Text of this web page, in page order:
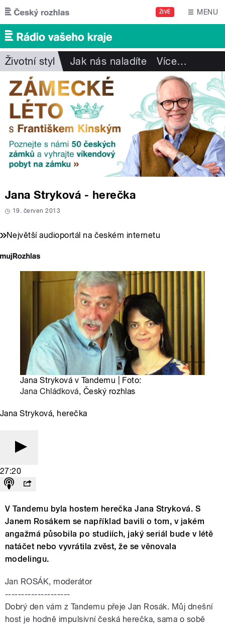
Přejít k hlavnímu obsahu
ŽIVĚ MENU
Životní styl Jak nás naladíte Více…
Jana Stryková - herečka
19. červen 2013
Největší audioportál na českém internetu
Jana Stryková v Tandemu | Foto:
Jana Chládková, Český rozhlas
Jana Stryková, herečka
27:20
V Tandemu byla hostem herečka Jana Stryková. S
Janem Rosákem se například bavili o tom, v jakém
angažmá působila po studiích, jaký seriál bude v létě
natáčet nebo vyvrátila zvěst, že se věnovala
modelingu.
Jan ROSÁK, moderátor
--------------------
Dobrý den vám z Tandemu přeje Jan Rosák. Můj dnešní
host je hodně impulsivní česká herečka, sama o sobě